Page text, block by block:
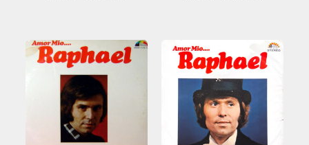
Amor
mío
mío